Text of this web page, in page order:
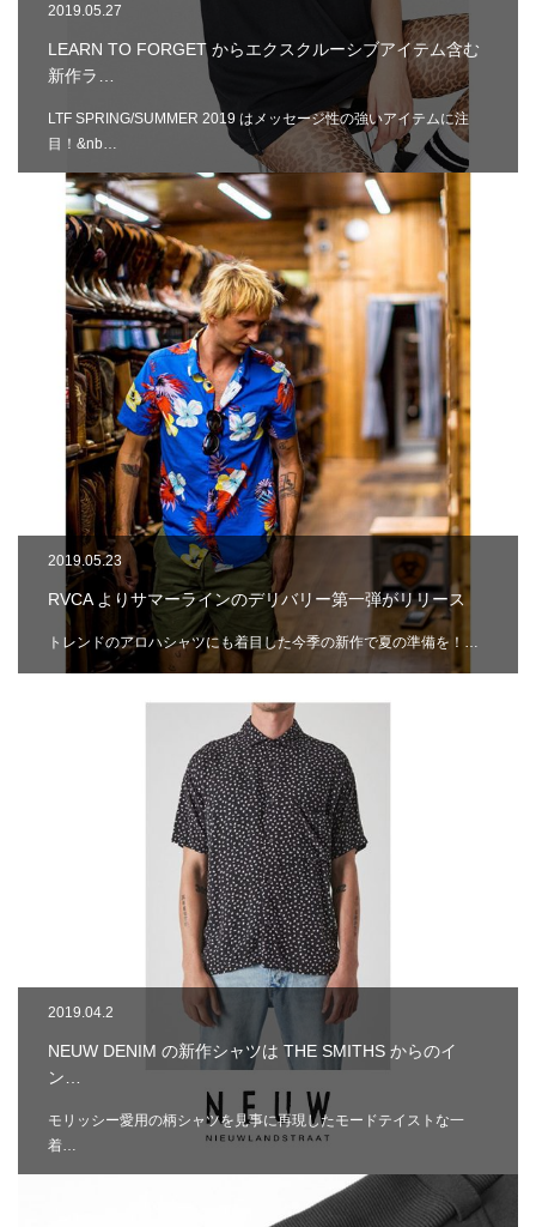
2019.05.27
LEARN TO FORGET からエクスクルーシブアイテム含む
新作ラ…
LTF SPRING/SUMMER 2019 はメッセージ性の強いアイテムに注
目！&nb…
2019.05.23
RVCA よりサマーラインのデリバリー第一弾がリリース
トレンドのアロハシャツにも着目した今季の新作で夏の準備を！…
2019.04.2
NEUW DENIM の新作シャツは THE SMITHS からのイ
ン…
モリッシー愛用の柄シャツを見事に再現したモードテイストな一
着…